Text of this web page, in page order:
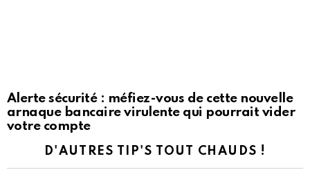
Alerte sécurité : méfiez-vous de cette nouvelle
arnaque bancaire virulente qui pourrait vider
votre compte
D'AUTRES TIP'S TOUT CHAUDS !